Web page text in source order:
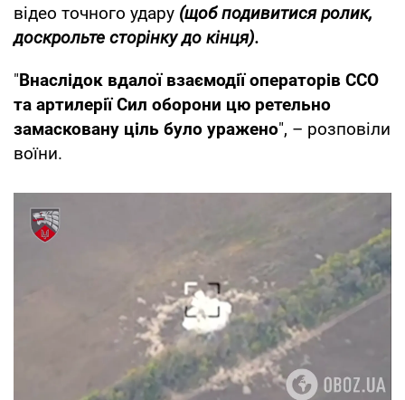
відео точного удару (щоб подивитися ролик,
доскрольте сторінку до кінця).
"Внаслідок вдалої взаємодії операторів ССО
та артилерії Сил оборони цю ретельно
замасковану ціль було уражено", – розповіли
воїни.